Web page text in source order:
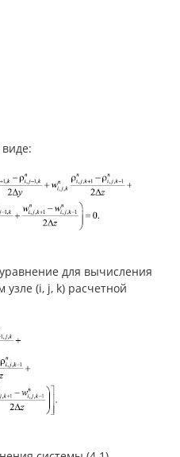
для вычисления
узле (i, j, k) расчетной